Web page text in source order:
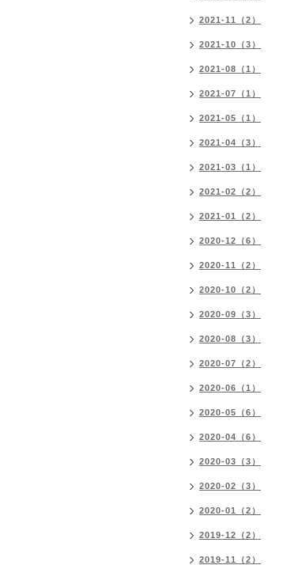
2021-11（2）
2021-10（3）
2021-08（1）
2021-07（1）
2021-05（1）
2021-04（3）
2021-03（1）
2021-02（2）
2021-01（2）
2020-12（6）
2020-11（2）
2020-10（2）
2020-09（3）
2020-08（3）
2020-07（2）
2020-06（1）
2020-05（6）
2020-04（6）
2020-03（3）
2020-02（3）
2020-01（2）
2019-12（2）
2019-11（2）